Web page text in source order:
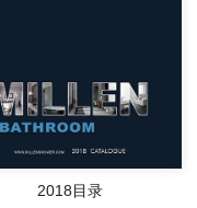
2018目录